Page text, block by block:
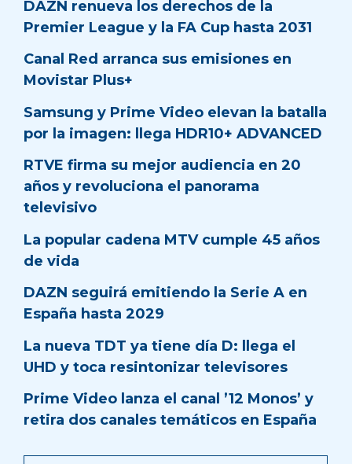
DAZN renueva los derechos de la
Premier League y la FA Cup hasta 2031
Canal Red arranca sus emisiones en
Movistar Plus+
Samsung y Prime Video elevan la batalla
por la imagen: llega HDR10+ ADVANCED
RTVE firma su mejor audiencia en 20
años y revoluciona el panorama
televisivo
La popular cadena MTV cumple 45 años
de vida
DAZN seguirá emitiendo la Serie A en
España hasta 2029
La nueva TDT ya tiene día D: llega el
UHD y toca resintonizar televisores
Prime Video lanza el canal ’12 Monos’ y
retira dos canales temáticos en España